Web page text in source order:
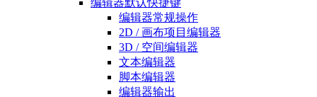
编辑器默认快捷键
编辑器常规操作
2D / 画布项目编辑器
3D / 空间编辑器
文本编辑器
脚本编辑器
编辑器输出